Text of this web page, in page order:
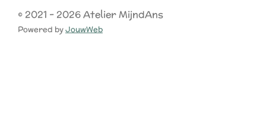
© 2021 - 2026 Atelier MijndAns
Powered byJouwWeb